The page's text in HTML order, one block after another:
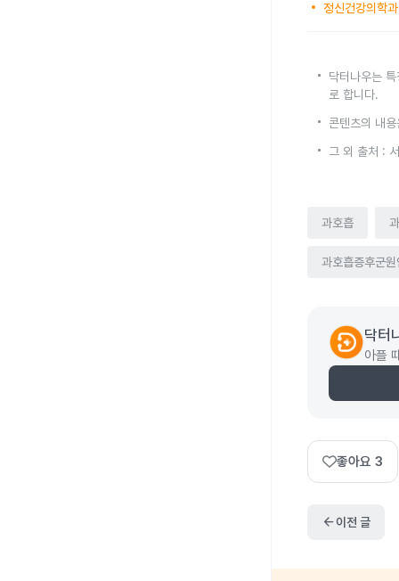
정신건강의학과
닥터나우는
로 합니다.
콘텐츠의 내
그 외 출처 :
과호흡
과호흡증후군원
닥터
아플
좋아요 3
arrow_back이전 글